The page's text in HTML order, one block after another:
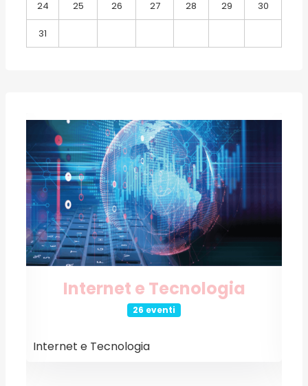
24 25 26 27 28 29 30
31
Internet e Tecnologia
26 eventi
Internet e Tecnologia